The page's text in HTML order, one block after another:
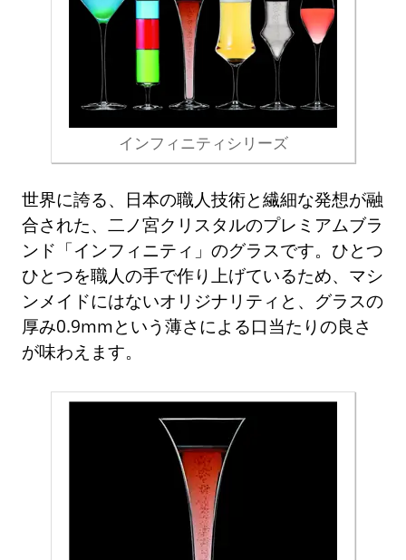
インフィニティシリーズ
世界に誇る、日本の職人技術と繊細な発想が融
合された、二ノ宮クリスタルのプレミアムブラ
ンド「インフィニティ」のグラスです。ひとつ
ひとつを職人の手で作り上げているため、マシ
ンメイドにはないオリジナリティと、グラスの
厚み0.9mmという薄さによる口当たりの良さ
が味わえます。